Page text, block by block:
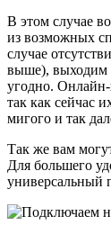
В этом случае
из возможных
случае
выше), выходим
угодно. Онлайн-
так как сейчас
мигого и так
Так же вам
Для большего
универсальный